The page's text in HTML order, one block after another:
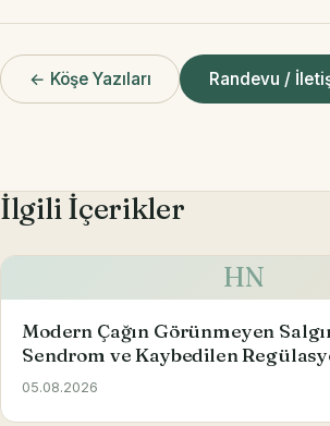
← Köşe Yazıları Randevu /
İlgili İçerikler
HN
Modern Çağın Görünmeyen
Sendrom ve Kaybedilen
05.08.2026